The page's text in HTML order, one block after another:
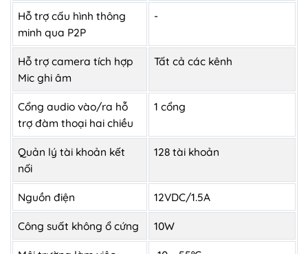
Hỗ trợ cấu hình thông
minh qua P2P
-
Hỗ trợ camera tích hợp
Mic ghi âm
Tất cả các kênh
Cổng audio vào/ra hỗ
trợ đàm thoại hai chiều
1 cổng
Quản lý tài khoản kết
nối
128 tài khoản
Nguồn điện 12VDC/1.5A
Công suất không ổ cứng 10W